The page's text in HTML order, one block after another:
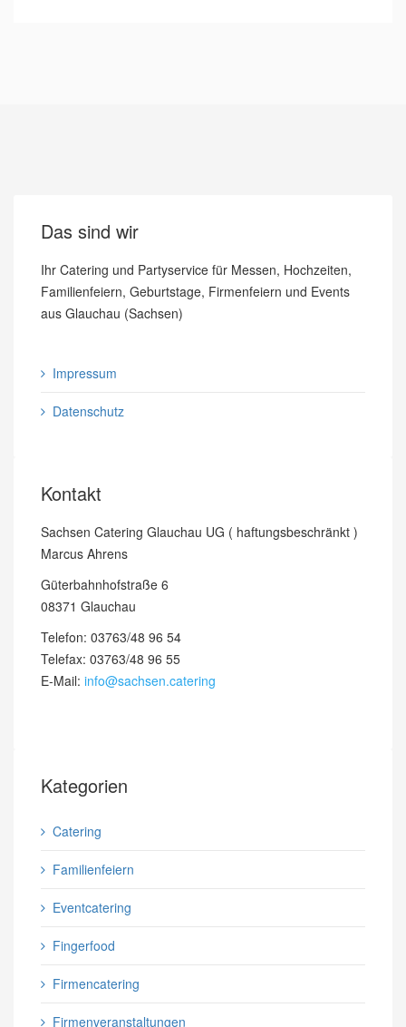
Das sind wir
Ihr Catering und Partyservice für Messen, Hochzeiten,
Familienfeiern, Geburtstage, Firmenfeiern und Events
aus Glauchau (Sachsen)
Impressum
Datenschutz
Kontakt
Sachsen Catering Glauchau UG ( haftungsbeschränkt )
Marcus Ahrens
Güterbahnhofstraße 6
08371 Glauchau
Telefon: 03763/48 96 54
Telefax: 03763/48 96 55
E-Mail: info@sachsen.catering
Kategorien
Catering
Familienfeiern
Eventcatering
Fingerfood
Firmencatering
Firmenveranstaltungen